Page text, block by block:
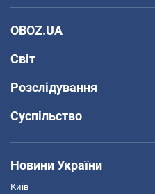
OBOZ.UA
Світ
Розслідування
Суспільство
Новини України
Київ